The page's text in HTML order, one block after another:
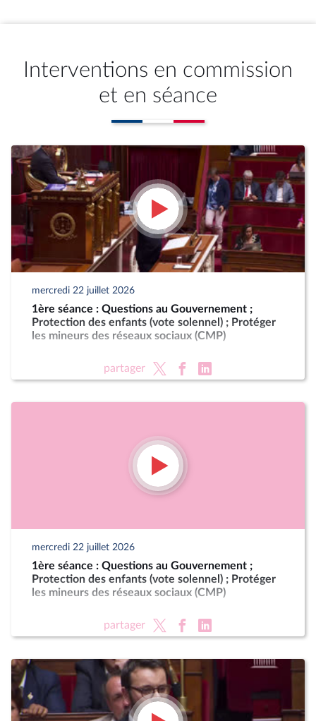
Interventions en commission
et en séance
mercredi 22 juillet 2026
1ère séance : Questions au Gouvernement ;
Protection des enfants (vote solennel) ; Protéger
les mineurs des réseaux sociaux (CMP)
partager
mercredi 22 juillet 2026
1ère séance : Questions au Gouvernement ;
Protection des enfants (vote solennel) ; Protéger
les mineurs des réseaux sociaux (CMP)
partager